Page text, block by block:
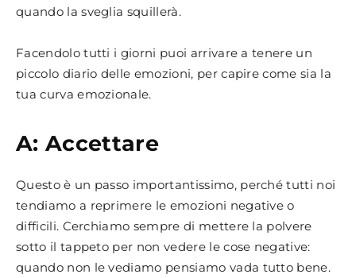
quando la sveglia squillerà.
Facendolo tutti i giorni puoi arrivare a tenere un
piccolo diario delle emozioni, per capire come sia la
tua curva emozionale.
A: Accettare
Questo è un passo importantissimo, perché tutti noi
tendiamo a reprimere le emozioni negative o
difficili. Cerchiamo sempre di mettere la polvere
sotto il tappeto per non vedere le cose negative:
quando non le vediamo pensiamo vada tutto bene.